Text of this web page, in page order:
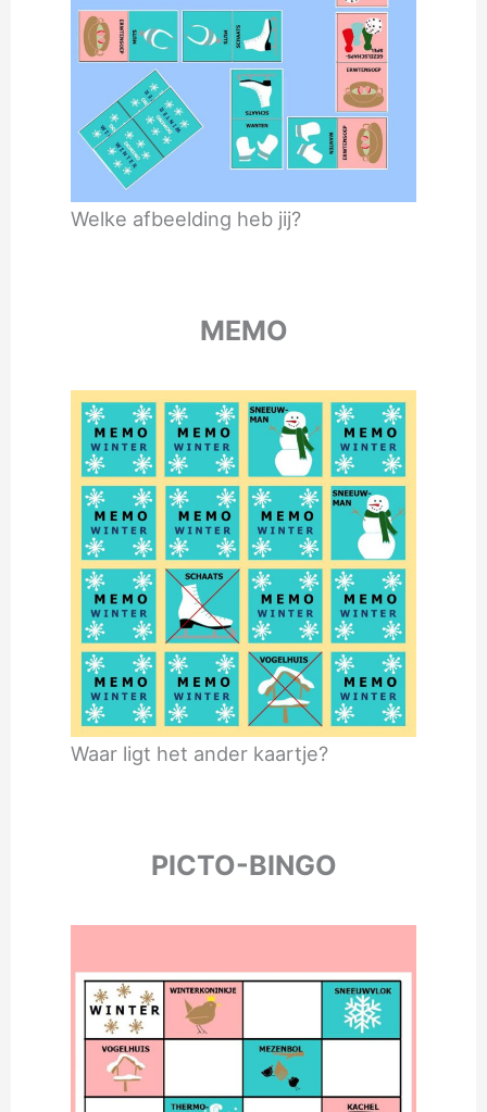
Welke afbeelding heb jij?
MEMO
Waar ligt het ander kaartje?
PICTO-BINGO